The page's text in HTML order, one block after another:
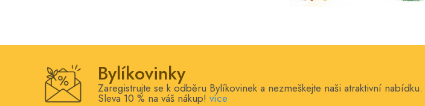
Bylíkovinky
Zaregistrujte se k odběru Bylíkovinek a nezmeškejte naši atraktivní nabídku.
Sleva 10 % na váš nákup! více